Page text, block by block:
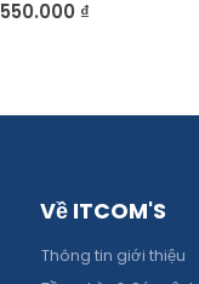
550.000 ₫
Về ITCOM'S
Thông tin giới thiệu